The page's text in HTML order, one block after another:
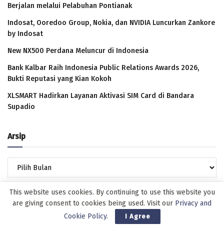
Berjalan melalui Pelabuhan Pontianak
Indosat, Ooredoo Group, Nokia, dan NVIDIA Luncurkan Zankore
by Indosat
New NX500 Perdana Meluncur di Indonesia
Bank Kalbar Raih Indonesia Public Relations Awards 2026,
Bukti Reputasi yang Kian Kokoh
XLSMART Hadirkan Layanan Aktivasi SIM Card di Bandara
Supadio
Arsip
This website uses cookies. By continuing to use this website you
are giving consent to cookies being used. Visit our Privacy and
Cookie Policy. I Agree